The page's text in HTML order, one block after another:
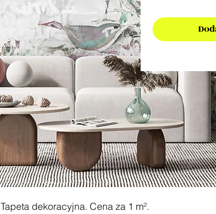
Tapeta dekoracyjna. Cena za 1 m².